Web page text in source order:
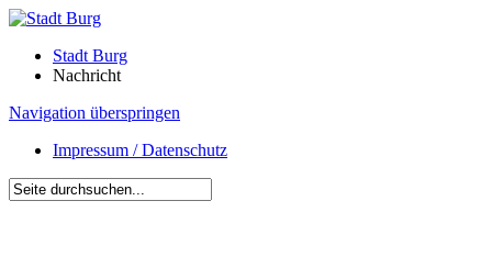
Stadt Burg
Nachricht
Navigation überspringen
Impressum / Datenschutz